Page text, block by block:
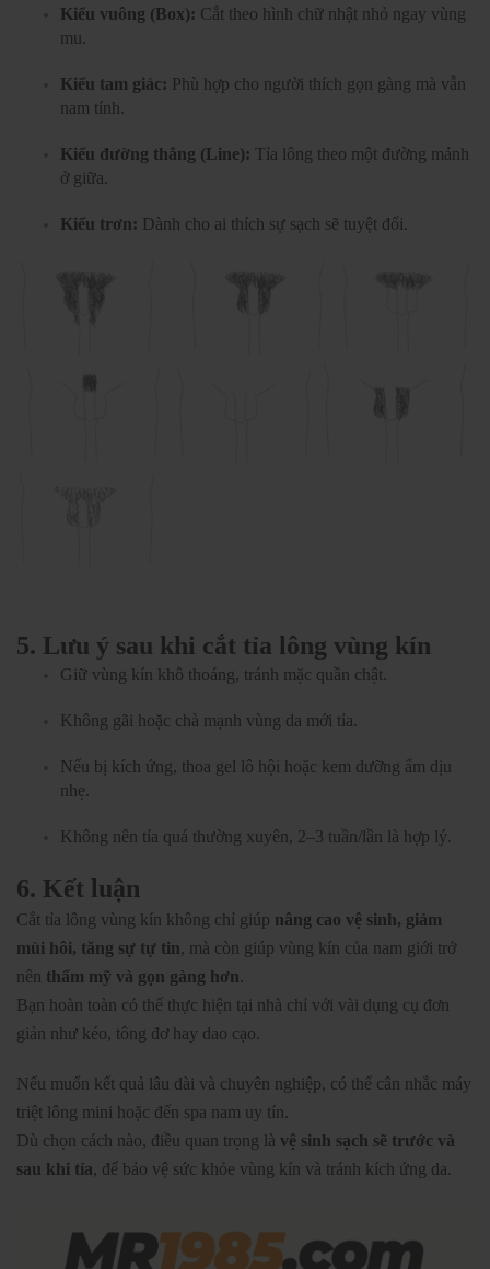
Kiểu vuông (Box): Cắt theo hình chữ nhật nhỏ ngay vùng
mu.
Kiểu tam giác: Phù hợp cho người thích gọn gàng mà vẫn
nam tính.
Kiểu đường thẳng (Line): Tỉa lông theo một đường mảnh
ở giữa.
Kiểu trơn: Dành cho ai thích sự sạch sẽ tuyệt đối.
5. Lưu ý sau khi cắt tỉa lông vùng kín
Giữ vùng kín khô thoáng, tránh mặc quần chật.
Không gãi hoặc chà mạnh vùng da mới tỉa.
Nếu bị kích ứng, thoa gel lô hội hoặc kem dưỡng ẩm dịu
nhẹ.
Không nên tỉa quá thường xuyên, 2–3 tuần/lần là hợp lý.
6. Kết luận
Cắt tỉa lông vùng kín không chỉ giúp nâng cao vệ sinh, giảm
mùi hôi, tăng sự tự tin, mà còn giúp vùng kín của nam giới trở
nên thẩm mỹ và gọn gàng hơn.
Bạn hoàn toàn có thể thực hiện tại nhà chỉ với vài dụng cụ đơn
giản như kéo, tông đơ hay dao cạo.
Nếu muốn kết quả lâu dài và chuyên nghiệp, có thể cân nhắc máy
triệt lông mini hoặc đến spa nam uy tín.
Dù chọn cách nào, điều quan trọng là vệ sinh sạch sẽ trước và
sau khi tỉa, để bảo vệ sức khỏe vùng kín và tránh kích ứng da.